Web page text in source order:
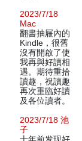
2023/7/18
Mac
翻書抽屜內的
Kindle，很舊
沒有開啟了使
我再與好讀相
遇。期待重拾
讀趣，祝讀趣
再次重臨好讀
及各位讀者。
2023/7/18 池
子